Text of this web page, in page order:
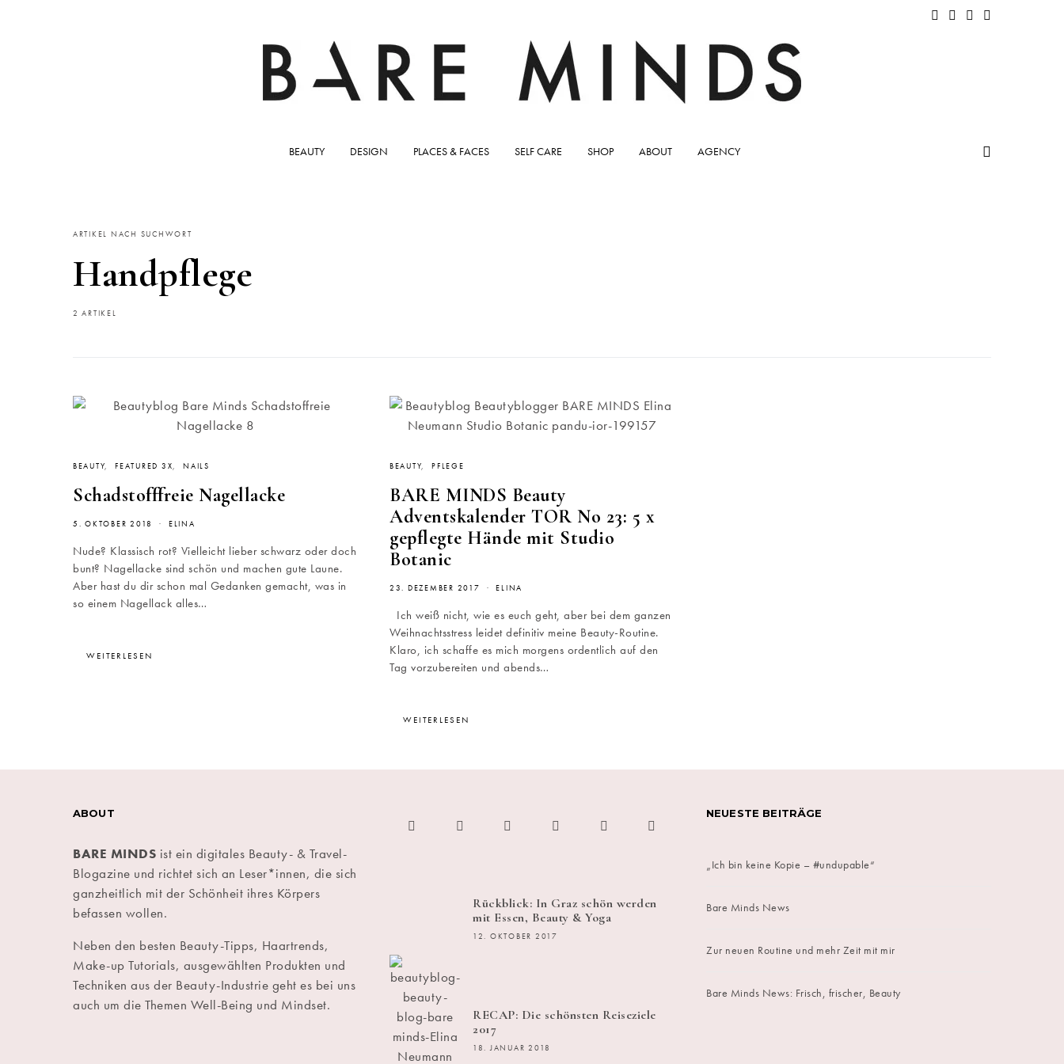
BEAUTY DESIGN PLACES & FACES SELF CARE SHOP ABOUT AGENCY
ARTIKEL NACH SUCHWORT
Handpflege
2 ARTIKEL
BEAUTY FEATURED 3X NAILS
Schadstofffreie Nagellacke
5. OKTOBER 2018 ELINA
Nude? Klassisch rot? Vielleicht lieber schwarz oder doch
bunt? Nagellacke sind schön und machen gute Laune.
Aber hast du dir schon mal Gedanken gemacht, was in
so einem Nagellack alles…
WEITERLESEN
BEAUTY PFLEGE
BARE MINDS Beauty
Adventskalender TOR No 23: 5 x
gepflegte Hände mit Studio
Botanic
23. DEZEMBER 2017 ELINA
Ich weiß nicht, wie es euch geht, aber bei dem ganzen
Weihnachtsstress leidet definitiv meine Beauty-Routine.
Klaro, ich schaffe es mich morgens ordentlich auf den
Tag vorzubereiten und abends…
WEITERLESEN
ABOUT
BARE MINDS ist ein digitales Beauty- & Travel-
Blogazine und richtet sich an Leser*innen, die sich
ganzheitlich mit der Schönheit ihres Körpers
befassen wollen.
Neben den besten Beauty-Tipps, Haartrends,
Make-up Tutorials, ausgewählten Produkten und
Techniken aus der Beauty-Industrie geht es bei uns
auch um die Themen Well-Being und Mindset.
Rückblick: In Graz schön werden
mit Essen, Beauty & Yoga
12. OKTOBER 2017
RECAP: Die schönsten Reiseziele
2017
18. JANUAR 2018
NEUESTE BEITRÄGE
„Ich bin keine Kopie – #undupable“
Bare Minds News
Zur neuen Routine und mehr Zeit mit mir
Bare Minds News: Frisch, frischer, Beauty